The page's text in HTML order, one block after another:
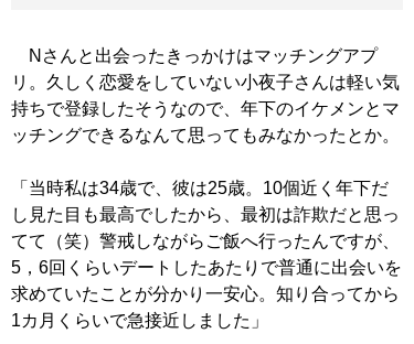
Nさんと出会ったきっかけはマッチングアプ
リ。久しく恋愛をしていない小夜子さんは軽い気
持ちで登録したそうなので、年下のイケメンとマ
ッチングできるなんて思ってもみなかったとか。
「当時私は34歳で、彼は25歳。10個近く年下だ
し見た目も最高でしたから、最初は詐欺だと思っ
てて（笑）警戒しながらご飯へ行ったんですが、
5，6回くらいデートしたあたりで普通に出会いを
求めていたことが分かり一安心。知り合ってから
1カ月くらいで急接近しました」